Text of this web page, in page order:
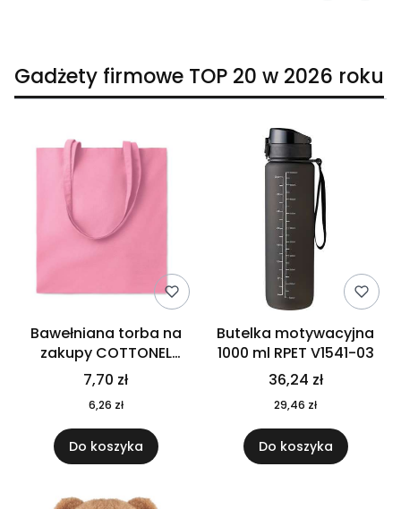
Gadżety firmowe TOP 20 w 2026 roku
Bawełniana torba na
zakupy COTTONEL
COLOUR++ MO9846-11
7,70 zł
6,26 zł
Do koszyka
Butelka motywacyjna
1000 ml RPET V1541-03
36,24 zł
29,46 zł
Do koszyka